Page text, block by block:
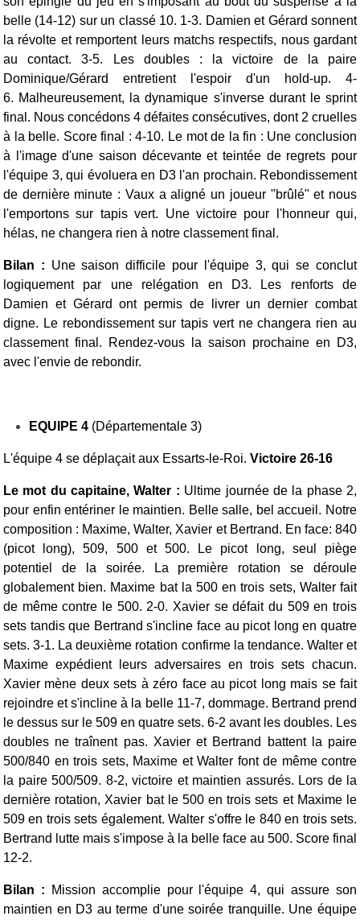
belle (14-12) sur un classé 10. 1-3. Damien et Gérard sonnent
la révolte et remportent leurs matchs respectifs, nous gardant
au contact. 3-5. Les doubles : la victoire de la paire
Dominique/Gérard entretient l'espoir d'un hold-up. 4-
6. Malheureusement, la dynamique s'inverse durant le sprint
final. Nous concédons 4 défaites consécutives, dont 2 cruelles
à la belle. Score final : 4-10. Le mot de la fin : Une conclusion
à l'image d'une saison décevante et teintée de regrets pour
l'équipe 3, qui évoluera en D3 l'an prochain. Rebondissement
de dernière minute : Vaux a aligné un joueur "brûlé" et nous
l'emportons sur tapis vert. Une victoire pour l'honneur qui,
hélas, ne changera rien à notre classement final.
Bilan : Une saison difficile pour l'équipe 3, qui se conclut
logiquement par une relégation en D3. Les renforts de
Damien et Gérard ont permis de livrer un dernier combat
digne. Le rebondissement sur tapis vert ne changera rien au
classement final. Rendez-vous la saison prochaine en D3,
avec l'envie de rebondir.
EQUIPE 4 (Départementale 3)
L'équipe 4 se déplaçait aux Essarts-le-Roi. Victoire 26-16
Le mot du capitaine, Walter : Ultime journée de la phase 2,
pour enfin entériner le maintien. Belle salle, bel accueil. Notre
composition : Maxime, Walter, Xavier et Bertrand. En face: 840
(picot long), 509, 500 et 500. Le picot long, seul piège
potentiel de la soirée.
La première rotation se déroule
globalement bien. Maxime bat la 500 en trois sets, Walter fait
de même contre le 500. 2-0. Xavier se défait du 509 en trois
sets tandis que Bertrand s'incline face au picot long en quatre
sets. 3-1. La deuxième rotation confirme la tendance. Walter et
Maxime expédient leurs adversaires en trois sets chacun.
Xavier mène deux sets à zéro face au picot long mais se fait
rejoindre et s'incline à la belle 11-7, dommage. Bertrand prend
le dessus sur le 509 en quatre sets. 6-2 avant les doubles. Les
doubles ne traînent pas. Xavier et Bertrand battent la paire
500/840 en trois sets, Maxime et Walter font de même contre
la paire 500/509. 8-2, victoire et maintien assurés. Lors de la
dernière rotation, Xavier bat le 500 en trois sets et Maxime le
509 en trois sets également. Walter s'offre le 840 en trois sets.
Bertrand lutte mais s'impose à la belle face au 500. Score final
12-2.
Bilan :
Mission accomplie pour l'équipe 4, qui assure son
maintien en D3 au terme d'une soirée tranquille. Une équipe